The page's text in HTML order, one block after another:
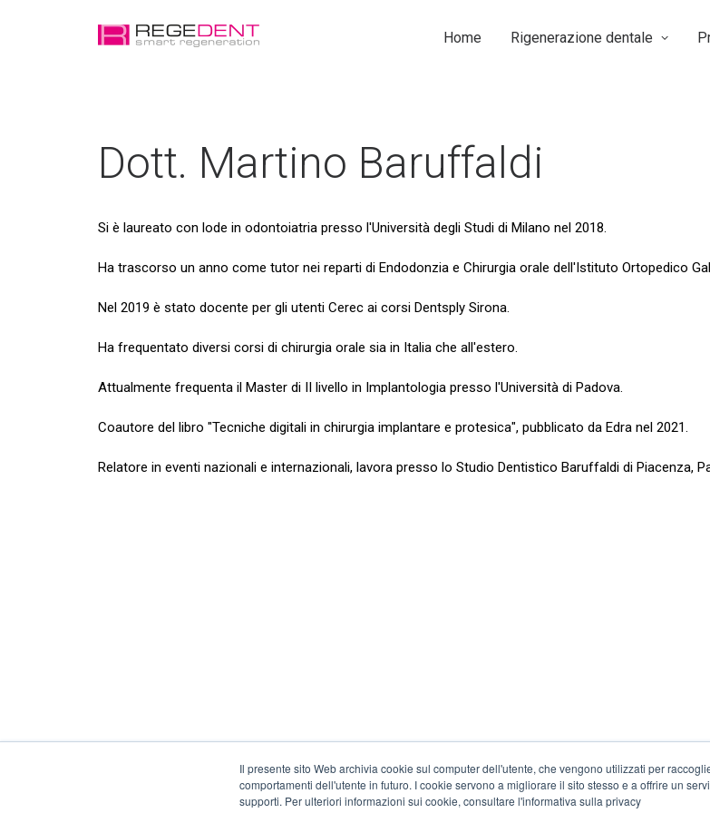
Il presente sito Web archivia cookie sul computer dell'utente, che vengono utilizzati per
comportamenti dell'utente in futuro. I cookie servono a migliorare il sito stesso e a offrire un
supporti. Per ulteriori informazioni sui cookie, consultare l'informativa sulla privacy
Home Rigenerazione dentale
Dott. Martino Baruffaldi
Si è laureato con lode in odontoiatria presso l'Università degli Studi di Milano nel 2018.
Ha trascorso un anno come tutor nei reparti di Endodonzia e Chirurgia orale dell'Istituto Ortopedico
Nel 2019 è stato docente per gli utenti Cerec ai corsi Dentsply Sirona.
Ha frequentato diversi corsi di chirurgia orale sia in Italia che all'estero.
Attualmente frequenta il Master di II livello in Implantologia presso l'Università di Padova.
Coautore del libro "Tecniche digitali in chirurgia implantare e protesica", pubblicato da Edra nel 2021.
Relatore in eventi nazionali e internazionali, lavora presso lo Studio Dentistico Baruffaldi di Piacenza,